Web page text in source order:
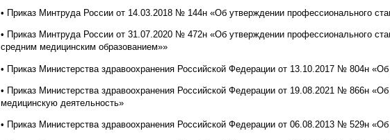
• Приказ Минтруда России от 14.03.2018 № 144н «Об утверждении профессионального
• Приказ Минтруда России от 31.07.2020 № 472н «Об утверждении профессионального
средним медицинским образованием»»
• Приказ Министерства здравоохранения Российской Федерации от 13.10.2017 № 804н
• Приказ Министерства здравоохранения Российской Федерации от 19.08.2021 № 866н
медицинскую деятельность»
• Приказ Министерства здравоохранения Российской Федерации от 06.08.2013 № 529н